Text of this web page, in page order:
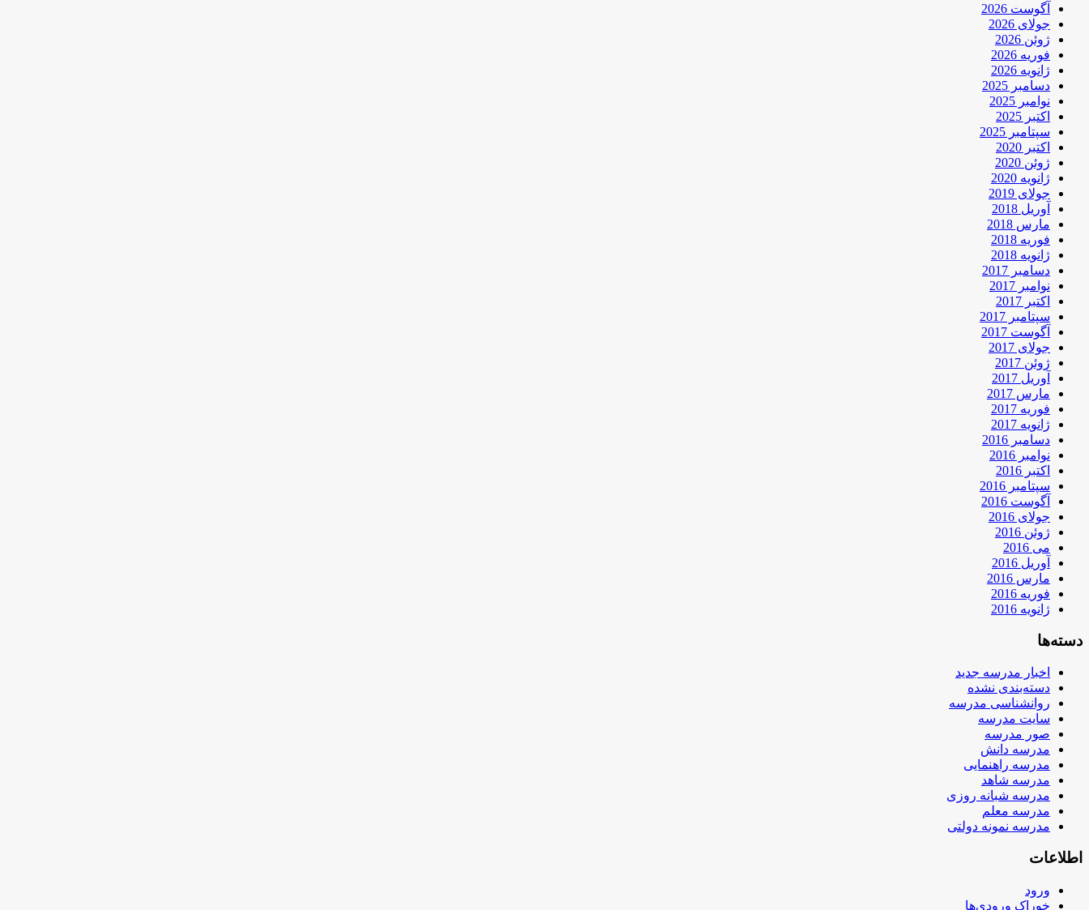
آگوست 2026
جولای 2026
ژوئن 2026
فوریه 2026
ژانویه 2026
دسامبر 2025
نوامبر 2025
اکتبر 2025
سپتامبر 2025
اکتبر 2020
ژوئن 2020
ژانویه 2020
جولای 2019
آوریل 2018
مارس 2018
فوریه 2018
ژانویه 2018
دسامبر 2017
نوامبر 2017
اکتبر 2017
سپتامبر 2017
آگوست 2017
جولای 2017
ژوئن 2017
آوریل 2017
مارس 2017
فوریه 2017
ژانویه 2017
دسامبر 2016
نوامبر 2016
اکتبر 2016
سپتامبر 2016
آگوست 2016
جولای 2016
ژوئن 2016
می 2016
آوریل 2016
مارس 2016
فوریه 2016
ژانویه 2016
دسته‌ها
اخبار مدرسه جدید
دسته‌بندی نشده
روانشناسی مدرسه
سایت مدرسه
صور مدرسه
مدرسه دانش
مدرسه راهنمایی
مدرسه شاهد
مدرسه شبانه روزی
مدرسه معلم
مدرسه نمونه دولتی
اطلاعات
ورود
خوراک ورودی‌ها